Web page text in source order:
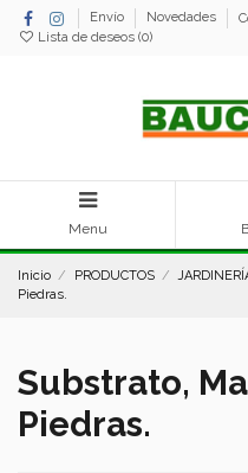
Envío Novedades
Lista de deseos (0)
Menu
Inicio PRODUCTOS
Piedras.
Substrato,
Piedras.